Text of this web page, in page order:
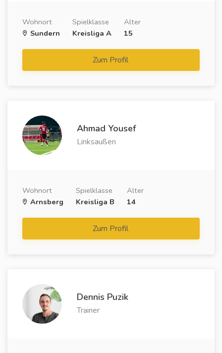
Wohnort
Sundern
Spielklasse
Kreisliga A
Alter
15
Zum Profil
Ahmad Yousef
Linksaußen
Wohnort
Arnsberg
Spielklasse
Kreisliga B
Alter
14
Zum Profil
Dennis Puzik
Trainer